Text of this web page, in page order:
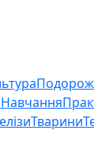
Навчання
Тварини